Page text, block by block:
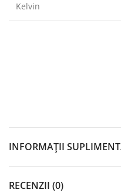
Kelvin
INFORMAȚII
RECENZII (0)